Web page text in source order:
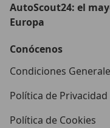
AutoScout24: el
Europa
Conócenos
Condiciones
Política de Privacidad
Política de Cookies